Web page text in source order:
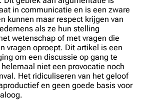
in communicatie en is een zware
kunnen maar respect krijgen van
als ze hun stelling
wetenschap of met vragen die
vragen oproept. Dit artikel is een
om een discussie op gang te
niet een provocatie noch
Het ridiculiseren van het geloof
en geen goede basis voor